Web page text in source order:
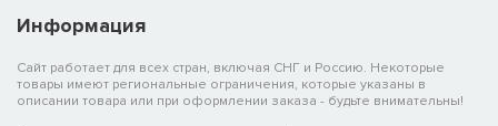
Информация
Сайт работает для всех стран, включая СНГ и Россию. Некоторые
товары имеют региональные ограничения, которые указаны в
описании товара или при оформлении заказа - будьте внимательны!